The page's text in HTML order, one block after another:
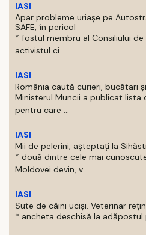
IASI
Apar probleme uriașe pe
SAFE, în pericol
* fostul membru al Consiliului de
activistul ci ...
IASI
România caută curieri, bucătari
Ministerul Muncii a publicat
pentru care ...
IASI
Mii de pelerini, așteptați la
* două dintre cele mai
Moldovei devin, v ...
IASI
Sute de câini uciși. Veterinar
* ancheta deschisă la adăpostul